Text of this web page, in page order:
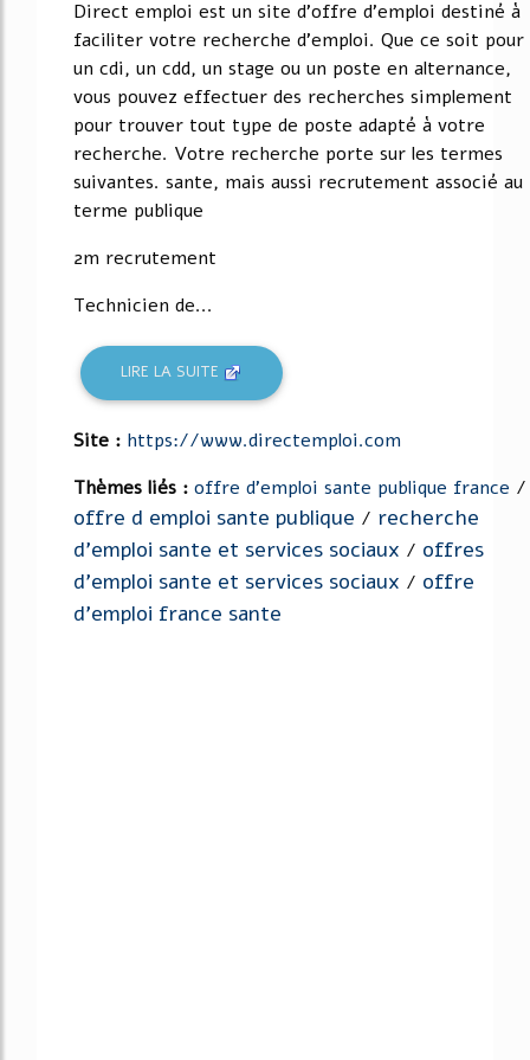
Direct emploi est un site d'offre d'emploi destiné à
faciliter votre recherche d'emploi. Que ce soit pour
un cdi, un cdd, un stage ou un poste en alternance,
vous pouvez effectuer des recherches simplement
pour trouver tout type de poste adapté à votre
recherche. Votre recherche porte sur les termes
suivantes. sante, mais aussi recrutement associé au
terme publique
2m recrutement
Technicien de...
LIRE LA SUITE
Site : https://www.directemploi.com
Thèmes liés : offre d'emploi sante publique france /
offre d emploi sante publique / recherche
d'emploi sante et services sociaux / offres
d'emploi sante et services sociaux / offre
d'emploi france sante